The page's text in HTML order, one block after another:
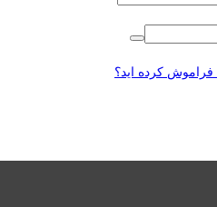
فراموش کرده اید؟